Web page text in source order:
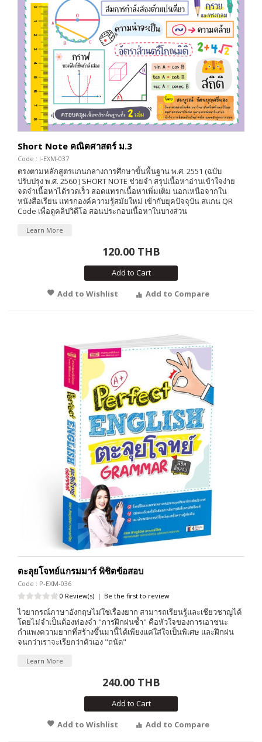
Short Note คณิตศาสตร์ ม.3
Code : I-EXM-037
ตรงตามหลักสูตรแกนกลางการศึกษาขั้นพื้นฐาน พ.ศ. 2551 (ฉบับ
ปรับปรุง พ.ศ. 2560 ) SHORT NOTE ช่วยจำ สรุปเนื้อหาอ่านเข้าใจง่าย
จดจำเนื้อหาได้รวดเร็ว สอดแทรกเนื้อหาเพิ่มเติม นอกเหนือจากใน
หนังสือเรียน แทรกองค์ความรู้สมัยใหม่ เข้ากับยุคปัจจุบัน สแกน QR
Code เพื่อดูคลิปวิดีโอ สอนประกอบเนื้อหาในบางส่วน
Learn More
120.00 THB
Add to Cart
Add to Wishlist
Add to Compare
ตะลุยโจทย์แกรมมาร์ พิชิตข้อสอบ
Code : P-EXM-036
0 Review(s) | Be the first to review
ไวยากรณ์ภาษาอังกฤษไม่ใช่เรื่องยาก สามารถเรียนรู้และเชียวชาญได้
โดยไม่จำเป็นต้องท่องจำ "การฝึกฝนซ้ำ" คือหัวใจของการเอาชนะ
กำเเพงความยากที่สร้างขึ้นมานี้ได้เพียงแค่ใส่ใจเป็นพิเศษ และฝึกฝน
จนกว่าเราจะเรียกว่าตัวเอง "ถนัด"
Learn More
240.00 THB
Add to Cart
Add to Wishlist
Add to Compare